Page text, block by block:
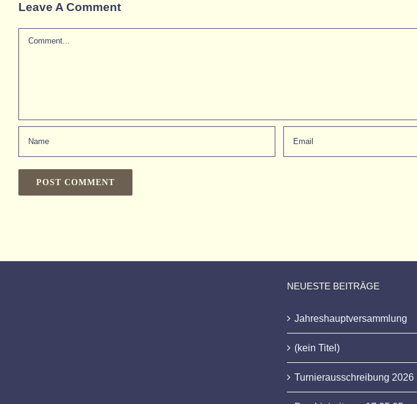
Leave A Comment
Comment
NEUESTE BEITRÄGE
Jahreshauptversammlung
(kein Titel)
Turnierausschreibung 2026